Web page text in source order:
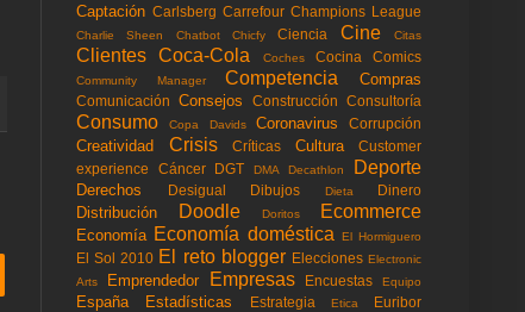
Captación Carlsberg Carrefour Champions League
Charlie Sheen Chatbot Chicfy Ciencia Cine Citas
Clientes Coca-Cola Coches Cocina Comics
Community Manager Competencia Compras
Comunicación Consejos Construcción Consultoría
Consumo Copa Davids Coronavirus Corrupción
Creatividad Crisis Críticas Cultura
Customer
experience
Cáncer DGT DMA Decathlon Deporte
Derechos Desigual Dibujos Dieta Dinero
Distribución Doodle Doritos Ecommerce
Economía Economía doméstica El Hormiguero
El Sol 2010 El reto blogger Elecciones Electronic
Arts
Emprendedor Empresas Encuestas Equipo
España Estadísticas Estrategia Etica Euribor